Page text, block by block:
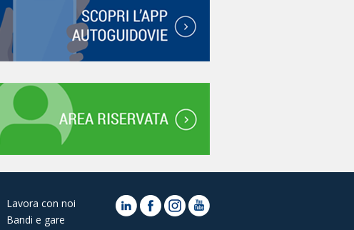
Lavora con noi
Bandi e gare